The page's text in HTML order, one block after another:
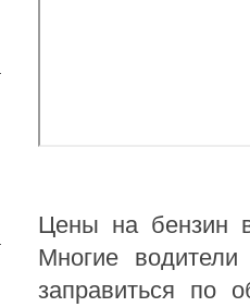
Цены на бензин
Многие
заправиться по